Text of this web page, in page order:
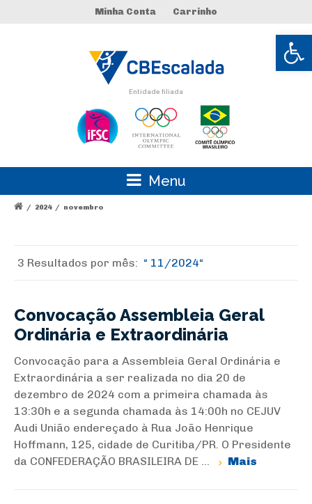
Abrir
Minha Conta Carrinho
Entidade filiada
Menu
/ 2024 / novembro
3 Resultados por mês: 11/2024
Convocação Assembleia Geral
Ordinária e Extraordinária
Convocação para a Assembleia Geral Ordinária e
Extraordinária a ser realizada no dia 20 de
dezembro de 2024 com a primeira chamada às
13:30h e a segunda chamada às 14:00h no CEJUV
Audi União endereçado à Rua João Henrique
Hoffmann, 125, cidade de Curitiba/PR. O Presidente
da CONFEDERAÇÃO BRASILEIRA DE ...
Mais